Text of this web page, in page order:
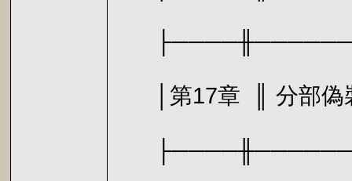
│第17章 ║ 分